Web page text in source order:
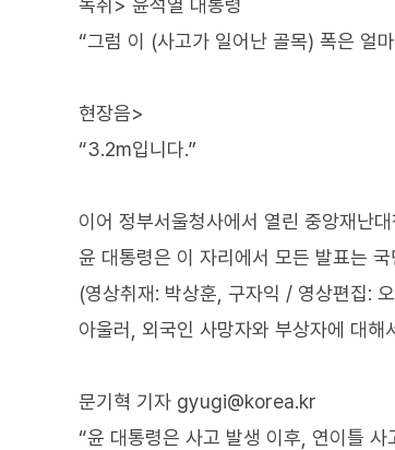
녹취> 윤석열 대통령
“그럼 이 (사고가 일어난 골목) 폭은 얼
현장음>
“3.2m입니다.”
이어 정부서울청사에서 열린 중앙재난
윤 대통령은 이 자리에서 모든 발표는
(영상취재: 박상훈, 구자익 / 영상편집:
아울러, 외국인 사망자와 부상자에 대
문기혁 기자 gyugi@korea.kr
“윤 대통령은 사고 발생 이후, 연이틀